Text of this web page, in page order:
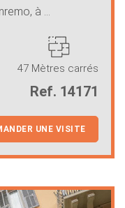
à ...
47 Mètres carrés
Ref. 14171
UNE VISITE